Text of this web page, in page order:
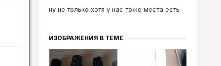
ну не только хотя у нас тоже места есть
ИЗОБРАЖЕНИЯ В ТЕМЕ